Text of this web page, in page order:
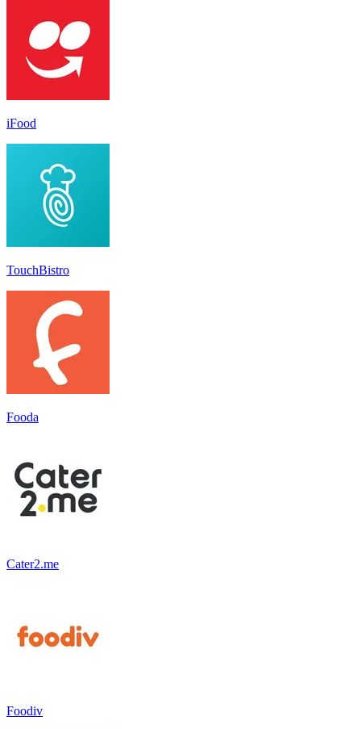
iFood
TouchBistro
Fooda
Cater2.me
Foodiv